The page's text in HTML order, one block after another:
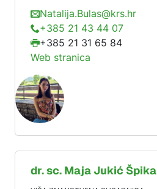
Natalija.Bulas@krs.hr
+385 21 43 44 07
+385 21 31 65 84
Web stranica
dr. sc. Maja Jukić Špika